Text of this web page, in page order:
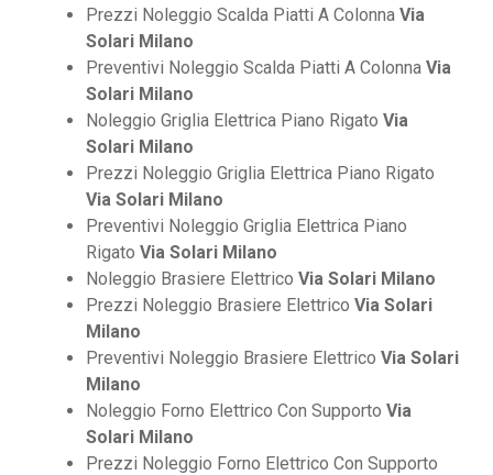
Prezzi Noleggio Scalda Piatti A Colonna Via
Solari Milano
Preventivi Noleggio Scalda Piatti A Colonna Via
Solari Milano
Noleggio Griglia Elettrica Piano Rigato Via
Solari Milano
Prezzi Noleggio Griglia Elettrica Piano Rigato
Via Solari Milano
Preventivi Noleggio Griglia Elettrica Piano
Rigato Via Solari Milano
Noleggio Brasiere Elettrico Via Solari Milano
Prezzi Noleggio Brasiere Elettrico Via Solari
Milano
Preventivi Noleggio Brasiere Elettrico Via Solari
Milano
Noleggio Forno Elettrico Con Supporto Via
Solari Milano
Prezzi Noleggio Forno Elettrico Con Supporto